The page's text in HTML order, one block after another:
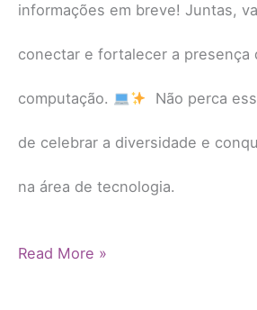
informações em breve! Juntas,
conectar e fortalecer a presença
computação. Não perca
de celebrar a diversidade e
na área de tecnologia.
Read More »